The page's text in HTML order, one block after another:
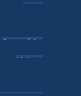
Acessórios
Universal